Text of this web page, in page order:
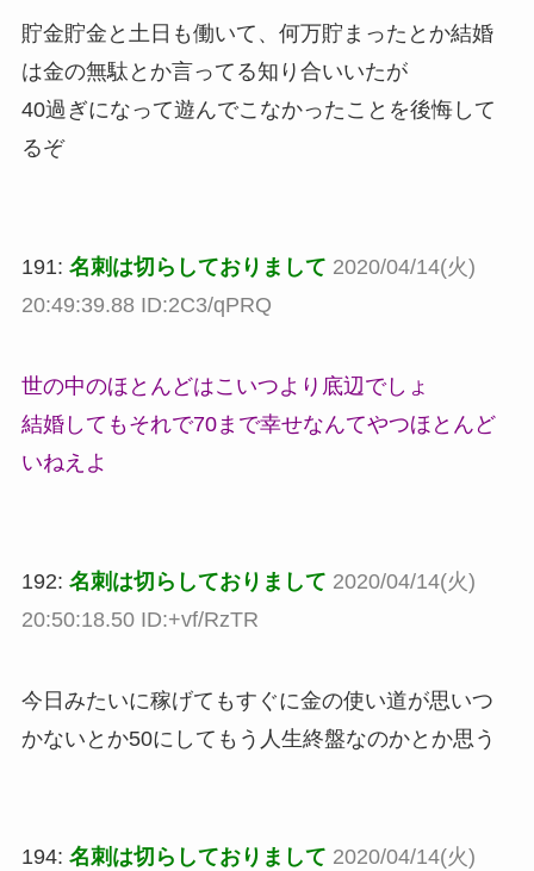
貯金貯金と土日も働いて、何万貯まったとか結婚
は金の無駄とか言ってる知り合いいたが
40過ぎになって遊んでこなかったことを後悔して
るぞ
191: 名刺は切らしておりまして 2020/04/14(火)
20:49:39.88 ID:2C3/qPRQ
世の中のほとんどはこいつより底辺でしょ
結婚してもそれで70まで幸せなんてやつほとんど
いねえよ
192: 名刺は切らしておりまして 2020/04/14(火)
20:50:18.50 ID:+vf/RzTR
今日みたいに稼げてもすぐに金の使い道が思いつ
かないとか50にしてもう人生終盤なのかとか思う
194: 名刺は切らしておりまして 2020/04/14(火)